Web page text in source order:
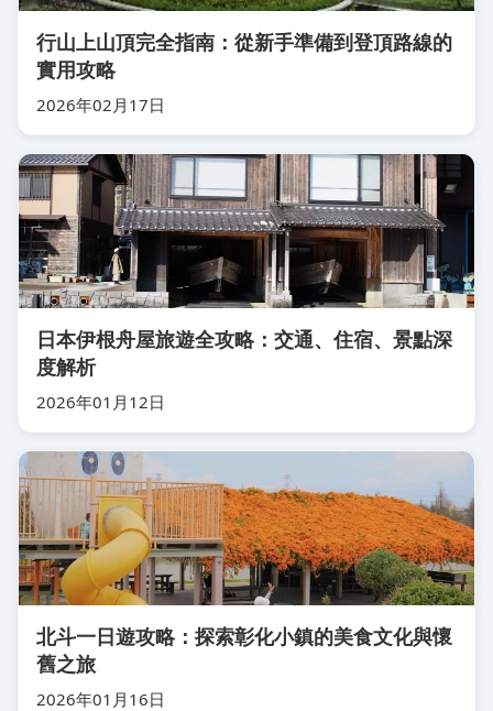
行山上山頂完全指南：從新手準備到登頂路線的
實用攻略
2026年02月17日
日本伊根舟屋旅遊全攻略：交通、住宿、景點深
度解析
2026年01月12日
北斗一日遊攻略：探索彰化小鎮的美食文化與懷
舊之旅
2026年01月16日